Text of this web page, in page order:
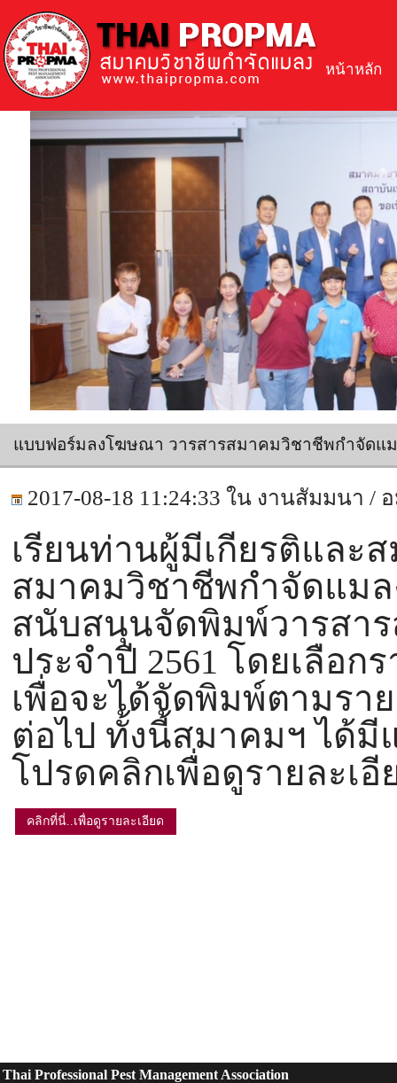
หน้าหลัก
แบบฟอร์มลงโฆษณา วารสารสมาคมวิชาชีพกำจัดแม
2017-08-18 11:24:33 ใน งานสัมมนา /
เรียนท่านผู้มีเกียรติและ
สมาคมวิชาชีพกำจัดแม
สนับสนุนจัดพิมพ์วารสา
ประจำปี 2561 โดยเลือ
เพื่อจะได้จัดพิมพ์ตามร
ต่อไป ทั้งนี้สมาคมฯ ได้
โปรดคลิกเพื่อดูรายละเ
คลิกที่นี่..เพื่อดูรายละเอียด
Thai Professional Pest Management Association